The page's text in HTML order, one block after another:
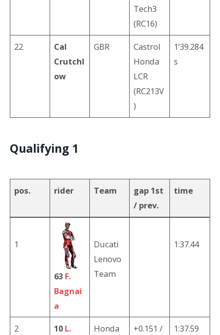
Tech3
(RC16)
22
Cal
Crutchl
ow
GBR
Castrol
Honda
LCR
(RC213V
)
1’39.284
s
Qualifying 1
pos. rider Team
gap 1st
/ prev.
time
1
63 F.
Bagnai
a
Ducati
Lenovo
Team
1:37.44
2 10 L.
Honda
+0.151 /
1:37.59